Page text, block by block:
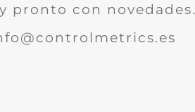
pronto con novedades.